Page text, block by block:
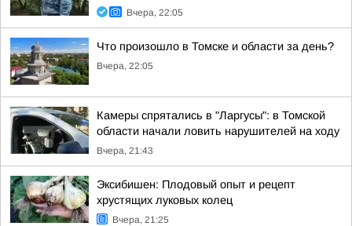
Вчера, 22:05
Что произошло в Томске и области за день?
Вчера, 22:05
Камеры спрятались в "Ларгусы": в Томской
области начали ловить нарушителей на ходу
Вчера, 21:43
Эксибишен: Плодовый опыт и рецепт
хрустящих луковых колец
Вчера, 21:25